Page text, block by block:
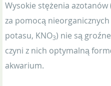
Wysokie stężenia
za pomocą
potasu, KNO3) nie są
czyni z nich optymalną
akwarium.